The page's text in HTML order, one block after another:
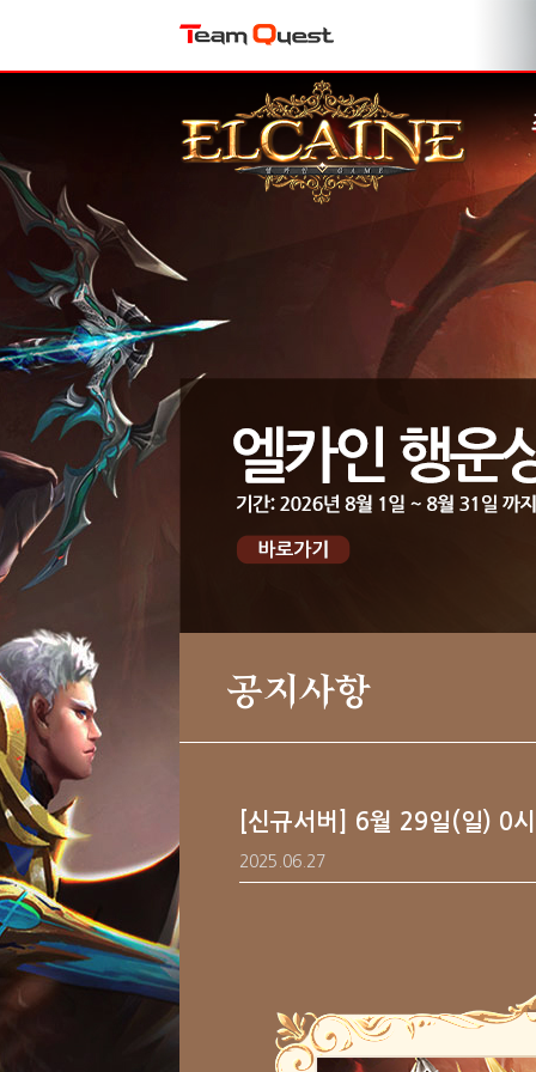
공지사항
[신규서버] 6월 29일(일) 0
2025.06.27